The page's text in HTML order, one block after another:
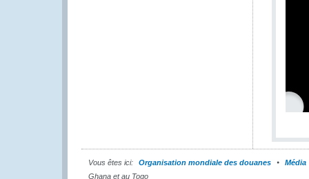
Vous êtes ici: Organisation mondiale des douanes
Média
Ghana et au Togo